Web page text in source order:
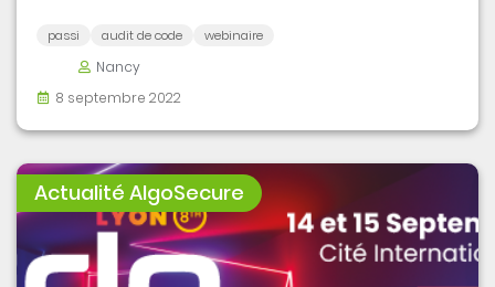
passi audit de code webinaire
Nancy
8 septembre 2022
Actualité AlgoSecure